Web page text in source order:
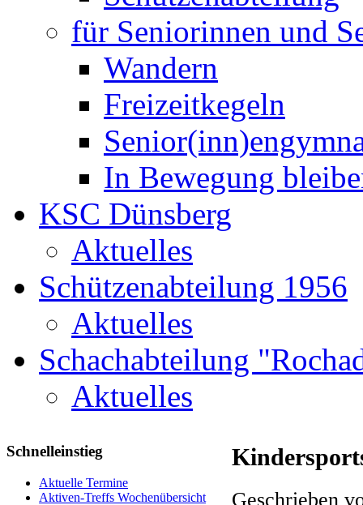
für Seniorinnen und
Wandern
Freizeitkegeln
In Bewegung
KSC Dünsberg
Aktuelles
Schützenabteilung 1956
Aktuelles
Schachabteilung
Aktuelles
Geschrieben
Schnelleinstieg
Aktuelle Termine
Aktiven-Treffs Wochenübersicht